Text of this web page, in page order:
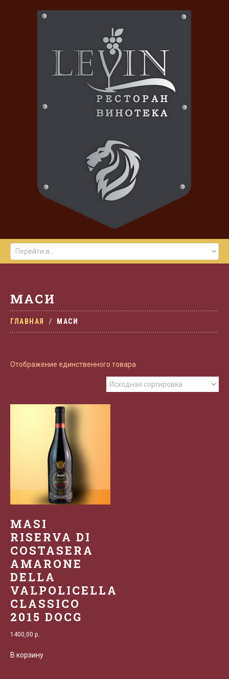
МАСИ
ГЛАВНАЯ МАСИ
Отображение единственного товара
MASI
RISERVA DI
COSTASERA
AMARONE
DELLA
VALPOLICELLA
CLASSICO
2015 DOCG
1400,00 р.
В корзину